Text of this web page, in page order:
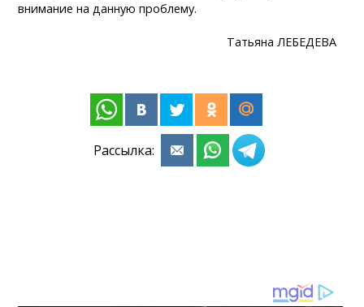
внимание на данную проблему.
Татьяна ЛЕБЕДЕВА
Рассылка: